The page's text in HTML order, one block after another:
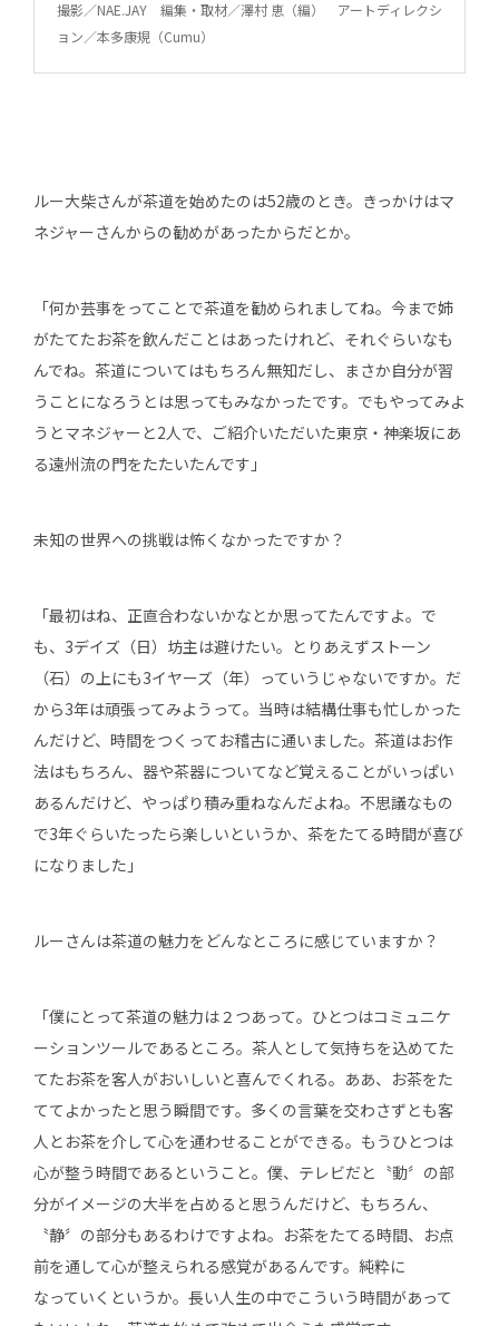
撮影／NAE.JAY 編集・取材／澤村 恵（編） アートディレクシ
ョン／本多康規（Cumu）
ルー大柴さんが茶道を始めたのは52歳のとき。きっかけはマ
ネジャーさんからの勧めがあったからだとか。
「何か芸事をってことで茶道を勧められましてね。今まで姉
がたてたお茶を飲んだことはあったけれど、それぐらいなも
んでね。茶道についてはもちろん無知だし、まさか自分が習
うことになろうとは思ってもみなかったです。でもやってみよ
うとマネジャーと2人で、ご紹介いただいた東京・神楽坂にあ
る遠州流の門をたたいたんです」
未知の世界への挑戦は怖くなかったですか？
「最初はね、正直合わないかなとか思ってたんですよ。で
も、3デイズ（日）坊主は避けたい。とりあえずストーン
（石）の上にも3イヤーズ（年）っていうじゃないですか。だ
から3年は頑張ってみようって。当時は結構仕事も忙しかった
んだけど、時間をつくってお稽古に通いました。茶道はお作
法はもちろん、器や茶器についてなど覚えることがいっぱい
あるんだけど、やっぱり積み重ねなんだよね。不思議なもの
で3年ぐらいたったら楽しいというか、茶をたてる時間が喜び
になりました」
ルーさんは茶道の魅力をどんなところに感じていますか？
「僕にとって茶道の魅力は２つあって。ひとつはコミュニケ
ーションツールであるところ。茶人として気持ちを込めてた
てたお茶を客人がおいしいと喜んでくれる。ああ、お茶をた
ててよかったと思う瞬間です。多くの言葉を交わさずとも客
人とお茶を介して心を通わせることができる。もうひとつは
心が整う時間であるということ。僕、テレビだと〝動〞の部
分がイメージの大半を占めると思うんだけど、もちろん、
〝静〞の部分もあるわけですよね。お茶をたてる時間、お点
前を通して心が整えられる感覚があるんです。純粋に
なっていくというか。長い人生の中でこういう時間があって